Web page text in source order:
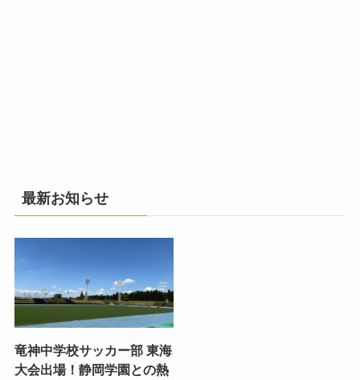
最新お知らせ
竜神中学校サッカー部 東海
大会出場！静岡学園との熱